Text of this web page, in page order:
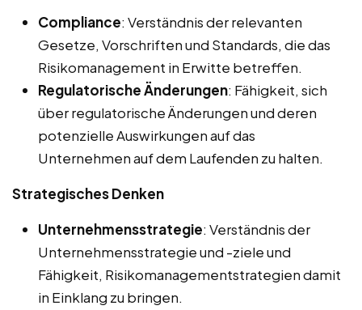
Compliance: Verständnis der relevanten
Gesetze, Vorschriften und Standards, die das
Risikomanagement in Erwitte betreffen.
Regulatorische Änderungen: Fähigkeit, sich
über regulatorische Änderungen und deren
potenzielle Auswirkungen auf das
Unternehmen auf dem Laufenden zu halten.
Strategisches Denken
Unternehmensstrategie: Verständnis der
Unternehmensstrategie und -ziele und
Fähigkeit, Risikomanagementstrategien damit
in Einklang zu bringen.